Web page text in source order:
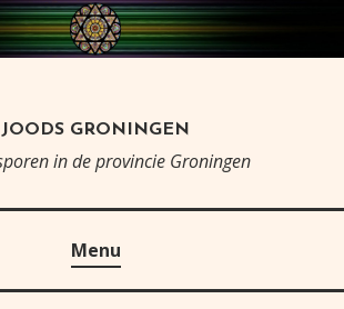
JOODS GRONINGEN
in de provincie Groningen
Menu